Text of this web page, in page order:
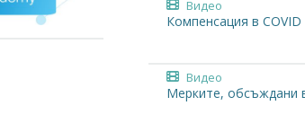
Видео
Компенсация в
Видео
Мерките, обсъждани